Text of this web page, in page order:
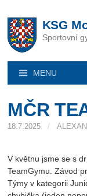
content
KSG
Sportovní
MENU
MČR
18.7.2025 /
V květnu jsme se s
TeamGymu. Závod
Týmy v kategorii